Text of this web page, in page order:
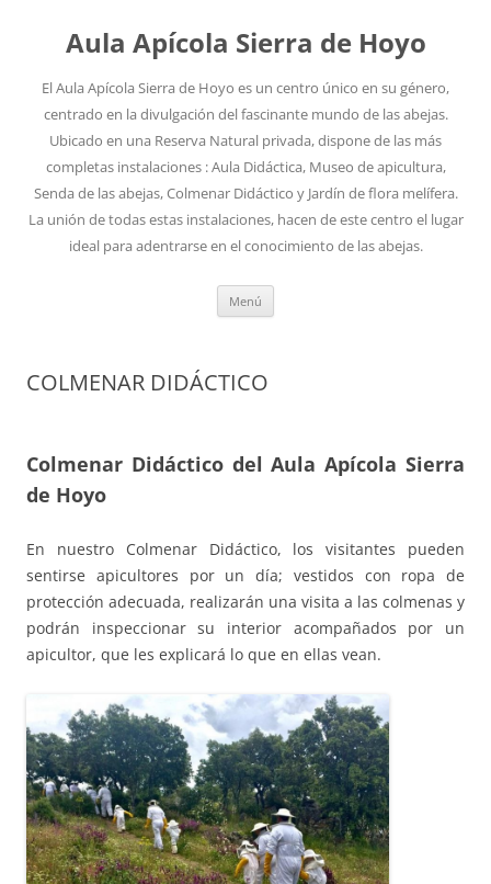
Aula Apícola Sierra de Hoyo
El Aula Apícola Sierra de Hoyo es un centro único en su género,
centrado en la divulgación del fascinante mundo de las abejas.
Ubicado en una Reserva Natural privada, dispone de las más
completas instalaciones : Aula Didáctica, Museo de apicultura,
Senda de las abejas, Colmenar Didáctico y Jardín de flora melífera.
La unión de todas estas instalaciones, hacen de este centro el lugar
ideal para adentrarse en el conocimiento de las abejas.
Menú
COLMENAR DIDÁCTICO
Colmenar Didáctico del Aula Apícola Sierra
de Hoyo
En nuestro Colmenar Didáctico, los visitantes pueden
sentirse apicultores por un día; vestidos con ropa de
protección adecuada, realizarán una visita a las colmenas y
podrán inspeccionar su interior acompañados por un
apicultor, que les explicará lo que en ellas vean.